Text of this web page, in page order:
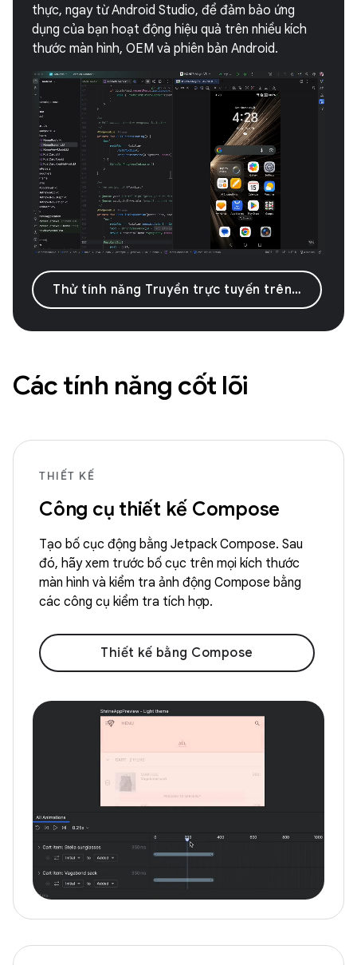
thực, ngay từ Android Studio, để đảm bảo ứng
dụng của bạn hoạt động hiệu quả trên nhiều kích
thước màn hình, OEM và phiên bản Android.
Thử tính năng Truyền trực tuyến trên thiết bị Android
Các tính năng cốt lõi
THIẾT KẾ
Công cụ thiết kế Compose
Tạo bố cục động bằng Jetpack Compose. Sau
đó, hãy xem trước bố cục trên mọi kích thước
màn hình và kiểm tra ảnh động Compose bằng
các công cụ kiểm tra tích hợp.
Thiết kế bằng Compose